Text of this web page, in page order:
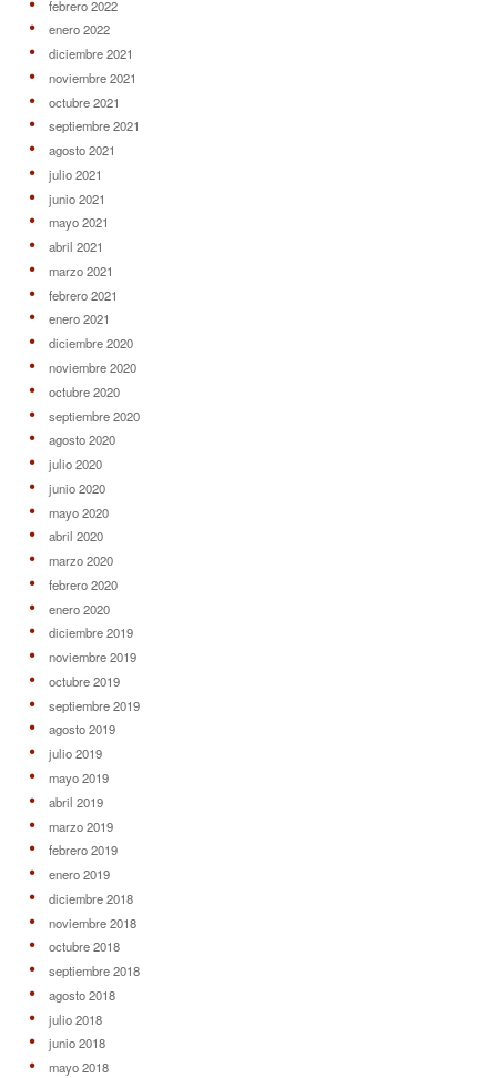
febrero 2022
enero 2022
diciembre 2021
noviembre 2021
octubre 2021
septiembre 2021
agosto 2021
julio 2021
junio 2021
mayo 2021
abril 2021
marzo 2021
febrero 2021
enero 2021
diciembre 2020
noviembre 2020
octubre 2020
septiembre 2020
agosto 2020
julio 2020
junio 2020
mayo 2020
abril 2020
marzo 2020
febrero 2020
enero 2020
diciembre 2019
noviembre 2019
octubre 2019
septiembre 2019
agosto 2019
julio 2019
mayo 2019
abril 2019
marzo 2019
febrero 2019
enero 2019
diciembre 2018
noviembre 2018
octubre 2018
septiembre 2018
agosto 2018
julio 2018
junio 2018
mayo 2018